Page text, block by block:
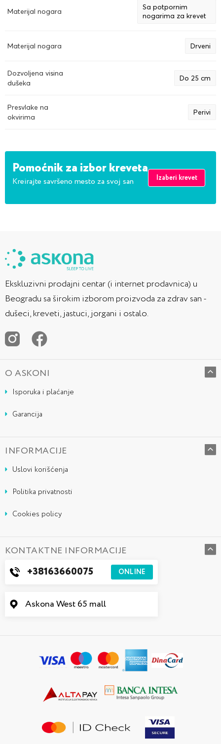
Materijal nogara
Sa potpornim
nogarima za krevet
Materijal nogara Drveni
Dozvoljena visina
dušeka
Do 25 cm
Presvlake na
okvirima
Perivi
Pomoćnik za izbor kreveta
Kreirajte savršeno mesto za svoj san Izaberi krevet
Ekskluzivni prodajni centar (i internet prodavnica) u
Beogradu sa širokim izborom proizvoda za zdrav san -
dušeci, kreveti, jastuci, jorgani i ostalo.
O ASKONI
Isporuka i plaćanje
Garancija
INFORMACIJE
Uslovi korišćenja
Politika privatnosti
Cookies policy
KONTAKTNE INFORMACIJE
+38163660075 ONLINE
Askona West 65 mall